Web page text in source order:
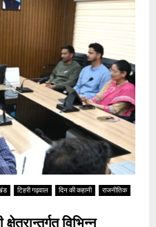
टिहरी गढ़वाल दिन की कहानी
राजनीतिक